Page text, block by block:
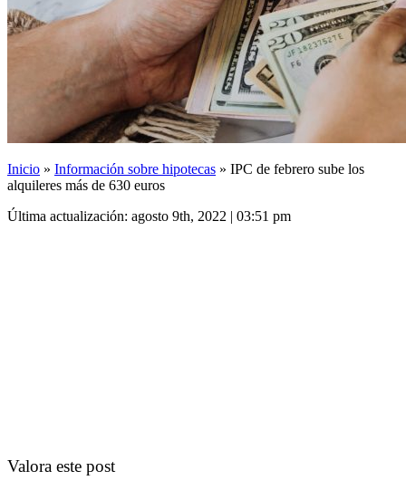
Inicio » Información sobre hipotecas » IPC de febrero sube los
alquileres más de 630 euros
Última actualización: agosto 9th, 2022 | 03:51 pm
Valora este post